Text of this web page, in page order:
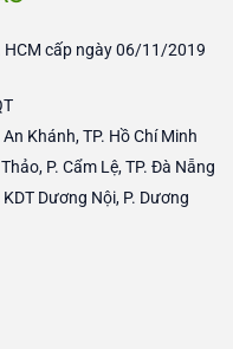
HCM cấp ngày 06/11/2019
Khánh, TP. Hồ Chí Minh
P. Cẩm Lệ, TP. Đà Nẵng
Dương Nội, P. Dương